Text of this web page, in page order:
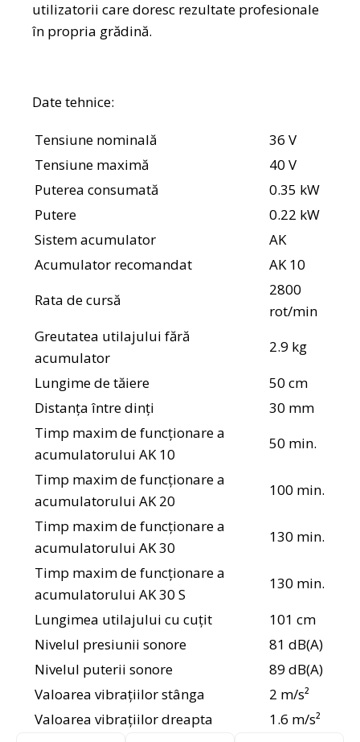
utilizatorii care doresc rezultate profesionale
în propria grădină.
Date tehnice:
Tensiune nominală
36 V
Tensiune maximă
40 V
Puterea consumată
0.35 kW
Putere
0.22 kW
Sistem acumulator
AK
Acumulator recomandat
AK 10
Rata de cursă
2800
rot/min
Greutatea utilajului fără
acumulator
2.9 kg
Lungime de tăiere
50 cm
Distanța între dinți
30 mm
Timp maxim de funcționare a
acumulatorului AK 10
50 min.
Timp maxim de funcționare a
acumulatorului AK 20
100 min.
Timp maxim de funcționare a
acumulatorului AK 30
130 min.
Timp maxim de funcționare a
acumulatorului AK 30 S
130 min.
Lungimea utilajului cu cuțit
101 cm
Nivelul presiunii sonore
81 dB(A)
Nivelul puterii sonore
89 dB(A)
Valoarea vibrațiilor stânga
2 m/s²
Valoarea vibrațiilor dreapta
1.6 m/s²